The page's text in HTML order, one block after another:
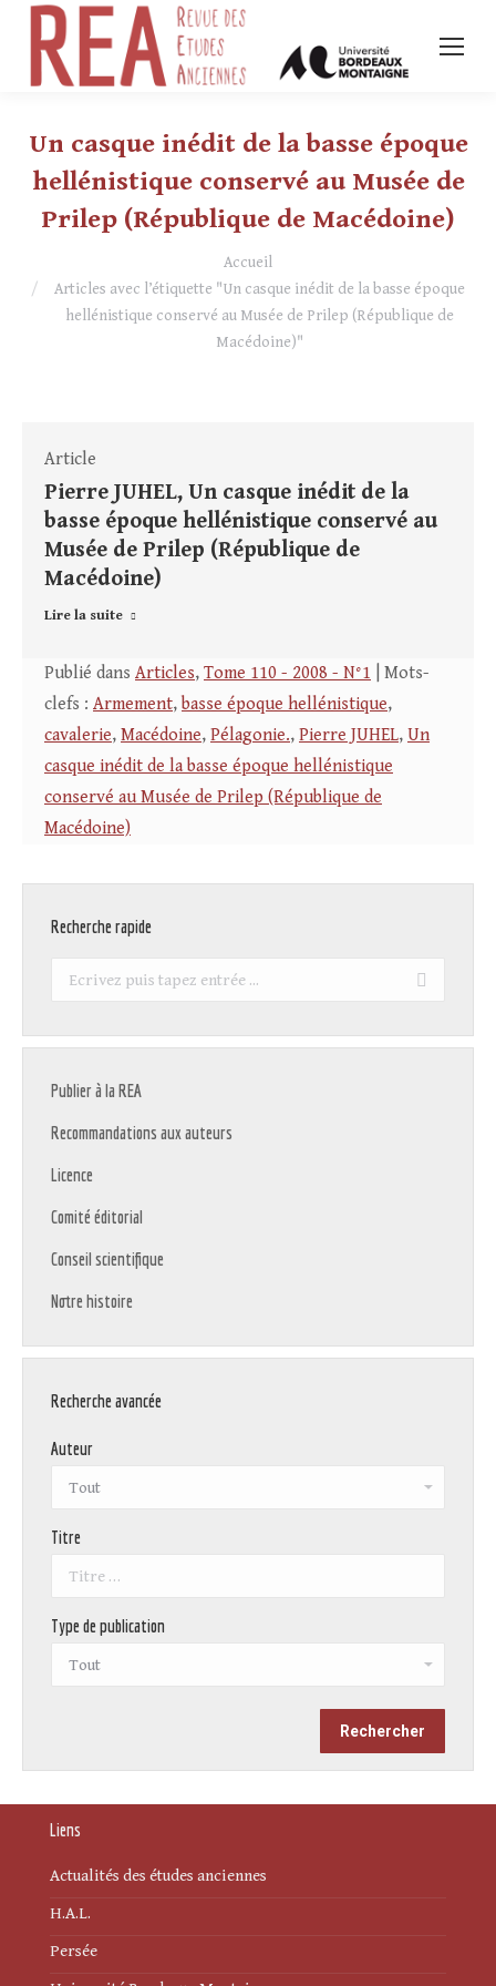
Un casque inédit de la basse époque
hellénistique conservé au Musée de
Prilep (République de Macédoine)
Accueil
Articles avec l’étiquette "Un casque inédit de la basse époque
hellénistique conservé au Musée de Prilep (République de
Macédoine)"
Article
Pierre JUHEL, Un casque inédit de la
basse époque hellénistique conservé au
Musée de Prilep (République de
Macédoine)
Lire la suite
Publié dans Articles, Tome 110 - 2008 - N°1 | Mots-
clefs : Armement, basse époque hellénistique,
cavalerie, Macédoine, Pélagonie., Pierre JUHEL, Un
casque inédit de la basse époque hellénistique
conservé au Musée de Prilep (République de
Macédoine)
Recherche rapide
Recherche
Publier à la REA
Recommandations aux auteurs
Licence
Comité éditorial
Conseil scientifique
Notre histoire
Recherche avancée
Auteur
Titre
Type de publication
Liens
Actualités des études anciennes
H.A.L.
Persée